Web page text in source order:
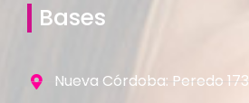
Bases
Nueva Córdoba: Peredo 173